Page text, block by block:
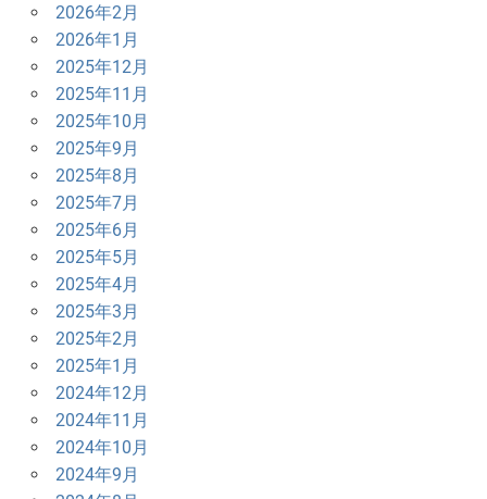
2026年2月
2026年1月
2025年12月
2025年11月
2025年10月
2025年9月
2025年8月
2025年7月
2025年6月
2025年5月
2025年4月
2025年3月
2025年2月
2025年1月
2024年12月
2024年11月
2024年10月
2024年9月